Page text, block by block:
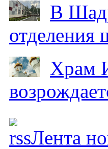
В
Храм
Лента